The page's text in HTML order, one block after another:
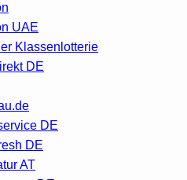
UAE
Klassenlotterie
DE
DE
DE
AT